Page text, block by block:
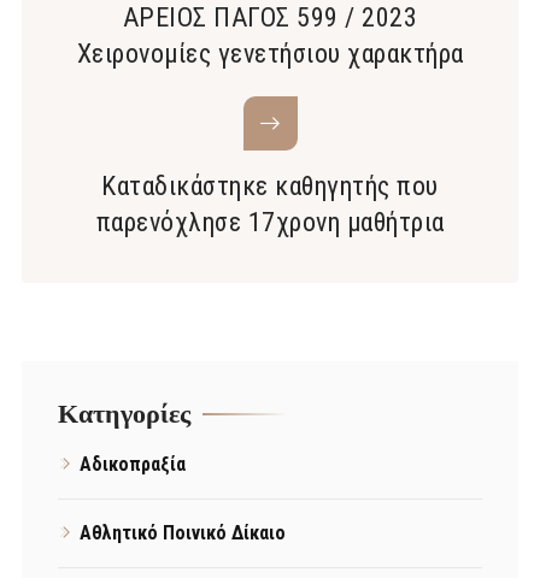
ΑΡΕΙΟΣ ΠΑΓΟΣ 599 / 2023
Χειρονομίες γενετήσιου χαρακτήρα
Καταδικάστηκε καθηγητής που
παρενόχλησε 17χρονη μαθήτρια
Kατηγορίες
Αδικοπραξία
Αθλητικό Ποινικό Δίκαιο